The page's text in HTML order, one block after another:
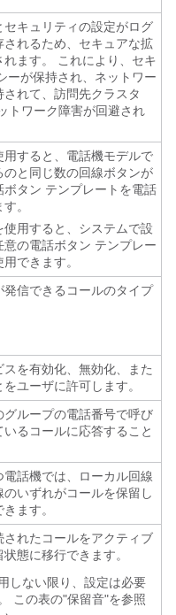
セキュリティの設定がログ
されるため、セキュアな拡
ます。 これにより、セキ
ーが保持され、ネットワー
されて、訪問先クラスタ
トワーク障害が回避され
用すると、電話機モデルで
のと同じ数の回線ボタンが
ボタン テンプレートを電話
。
用すると、システムで設
意の電話ボタン テンプレー
できます。
発信できるコールのタイプ
を有効化、無効化、また
ユーザに許可します。
グループの電話番号で呼び
るコールに応答すること
話機では、ローカル回線
のいずれがコールを保留し
ます。
されたコールをアクティブ
態に移行できます。
しない限り、設定は必要
この表の"保留音"を参照